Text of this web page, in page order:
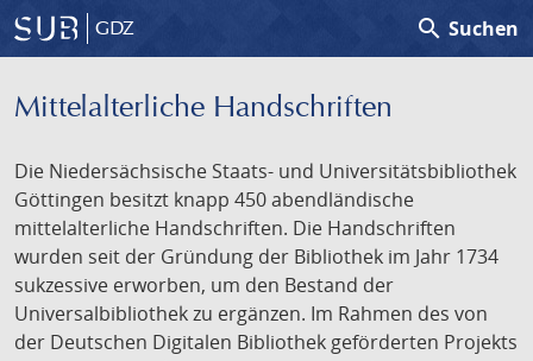
GDZ search Suchen
Mittelalterliche Handschriften
Die Niedersächsische Staats- und Universitätsbibliothek
Göttingen besitzt knapp 450 abendländische
mittelalterliche Handschriften. Die Handschriften
wurden seit der Gründung der Bibliothek im Jahr 1734
sukzessive erworben, um den Bestand der
Universalbibliothek zu ergänzen. Im Rahmen des von
der Deutschen Digitalen Bibliothek geförderten Projekts